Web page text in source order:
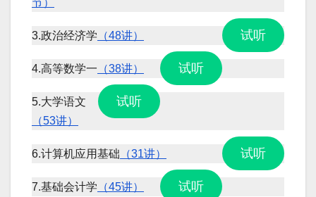
节）
试听
3.政治经济学 （48讲）
试听
4.高等数学一 （38讲）
试听
5.大学语文
（53讲）
试听
6.计算机应用基础 （31讲）
试听
7.基础会计学 （45讲）